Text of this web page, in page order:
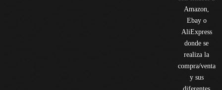
Amazon,
Ebay o
AliExpress
donde se
realiza la
compra/venta
y sus